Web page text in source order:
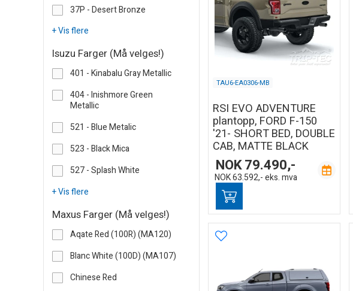
37P - Desert Bronze
+ Vis flere
Isuzu Farger (Må velges!)
401 - Kinabalu Gray Metallic
404 - Inishmore Green
Metallic
521 - Blue Metalic
523 - Black Mica
527 - Splash White
+ Vis flere
Maxus Farger (Må velges!)
Aqate Red (100R) (MA120)
Blanc White (100D) (MA107)
Chinese Red
TAU6-EA0306-MB
RSI EVO ADVENTURE
plantopp, FORD F-150
'21- SHORT BED, DOUBLE
CAB, MATTE BLACK
NOK79.490,-
NOK63.592,-eks. mva